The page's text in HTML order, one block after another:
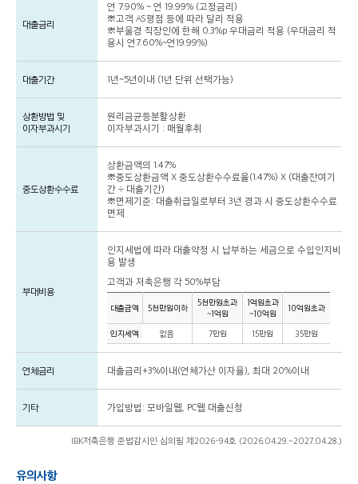
대출금리
연 7.90% ~ 연 19.99% (고정금리)
※고객 AS평점 등에 따라 달리 적용
※부울경 직장인에 한해 0.3%p 우대금리 적용 (우대금리 적
용시 연7.60%~연19.99%)
대출기간 1년~5년이내 (1년 단위 선택가능)
상환방법 및
이자부과시기
원리금균등분할상환
이자부과시기 : 매월후취
중도상환수수료
상환금액의 1.47%
※중도상환금액 X 중도상환수수료율(1.47%) X (대출잔여기
간 ÷ 대출기간)
※면제기준: 대출취급일로부터 3년 경과 시 중도상환수수료
면제
부대비용
인지세법에 따라 대출약정 시 납부하는 세금으로 수입인지비
용 발생
고객과 저축은행 각 50%부담
대출금액 5천만원이하
5천만원초과
~1억원
1억원초과
~10억원
10억원초과
인지세액 없음 7만원 15만원 35만원
연체금리 대출금리+3%이내(연체가산 이자율), 최대 20%이내
기타 가입방법: 모바일웹, PC웹 대출신청
IBK저축은행 준법감시인 심의필 제2026-94호 (2026.04.29.~2027.04.28.)
유의사항